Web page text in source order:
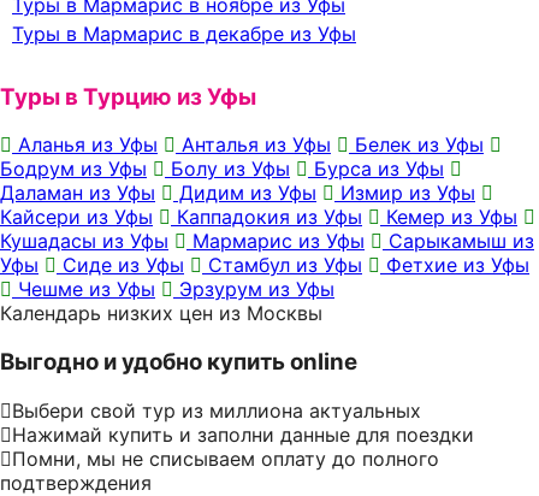
Туры в Мармарис в декабре из Уфы
Туры в Турцию из Уфы
Аланья из Уфы Анталья из Уфы
Белек из Уфы
Бодрум из Уфы
Болу из Уфы
Бурса из Уфы
Даламан из Уфы
Дидим из Уфы
Измир из Уфы
Кайсери из Уфы
Каппадокия из Уфы
Кемер из Уфы
Кушадасы из Уфы
Мармарис из Уфы
Сарыкамыш из
Уфы
Сиде из Уфы Стамбул из Уфы
Фетхие из Уфы
Чешме из Уфы
Эрзурум из Уфы
Календарь низких цен из Москвы
Выгодно и удобно купить online
Выбери свой тур из миллиона актуальных
Нажимай купить и заполни данные для поездки
Помни, мы не списываем оплату до полного
подтверждения